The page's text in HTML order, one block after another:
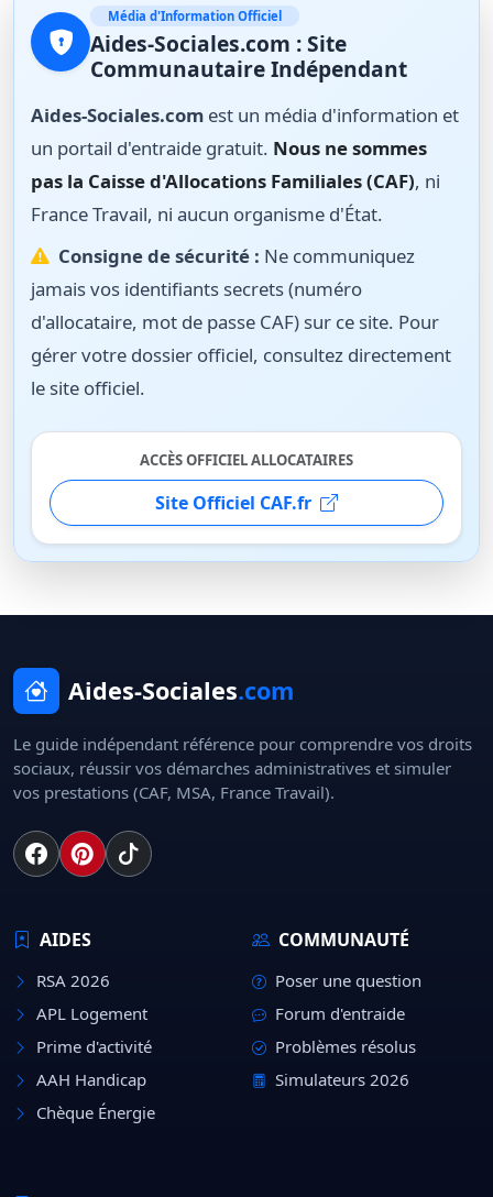
Média d'Information Officiel
Aides-Sociales.com : Site
Communautaire Indépendant
Aides-Sociales.com est un média d'information et
un portail d'entraide gratuit. Nous ne sommes
pas la Caisse d'Allocations Familiales (CAF), ni
France Travail, ni aucun organisme d'État.
Consigne de sécurité : Ne communiquez
jamais vos identifiants secrets (numéro
d'allocataire, mot de passe CAF) sur ce site. Pour
gérer votre dossier officiel, consultez directement
le site officiel.
ACCÈS OFFICIEL ALLOCATAIRES
Site Officiel CAF.fr
Aides-Sociales.com
Le guide indépendant référence pour comprendre vos droits
sociaux, réussir vos démarches administratives et simuler
vos prestations (CAF, MSA, France Travail).
AIDES
RSA 2026
APL Logement
Prime d'activité
AAH Handicap
Chèque Énergie
COMMUNAUTÉ
Poser une question
Forum d'entraide
Problèmes résolus
Simulateurs 2026